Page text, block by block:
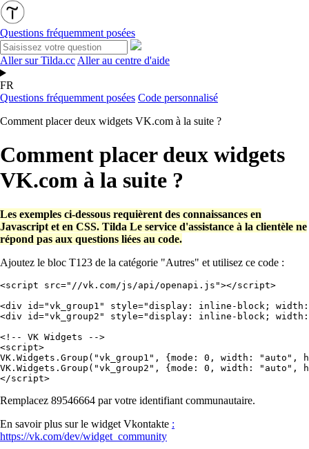
Questions fréquemment posées
Aller sur Tilda.cc Aller au centre d'aide
FR
Questions fréquemment posées Code personnalisé
Comment placer deux widgets VK.com à la suite ?
Comment placer deux widgets
VK.com à la suite ?
Les exemples ci-dessous requièrent des connaissances en
Javascript et en CSS. Tilda Le service d'assistance à la clientèle ne
répond pas aux questions liées au code.
Ajoutez le bloc T123 de la catégorie "Autres" et utilisez ce code :
<script src="//vk.com/js/api/openapi.js"></script>
<div id="vk_group1" style="display: inline-block; width:
<div id="vk_group2" style="display: inline-block; width:
<!-- VK Widgets -->
<script>
VK.Widgets.Group( "vk_group1" , { mode : 0 , width : "auto" ,
VK.Widgets.Group( "vk_group2" , { mode : 0 , width : "auto" ,
</script>
Remplacez 89546664 par votre identifiant communautaire.
En savoir plus sur le widget Vkontakte :
https://vk.com/dev/widget_community